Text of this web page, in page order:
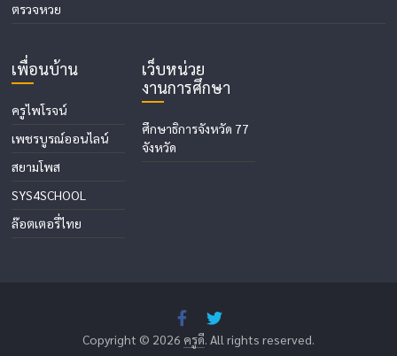
ตรวจหวย
เพื่อนบ้าน
ครูไพโรจน์
เพชรบูรณ์ออนไลน์
สยามโพส
SYS4SCHOOL
ล๊อตเตอรี่ไทย
เว็บหน่วย
งานการศึกษา
ศึกษาธิการจังหวัด 77
จังหวัด
Copyright © 2026 ครูดี. All rights reserved.